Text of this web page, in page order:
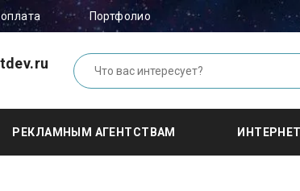
Портфолио
РЕКЛАМНЫМ АГЕНТСТВАМ